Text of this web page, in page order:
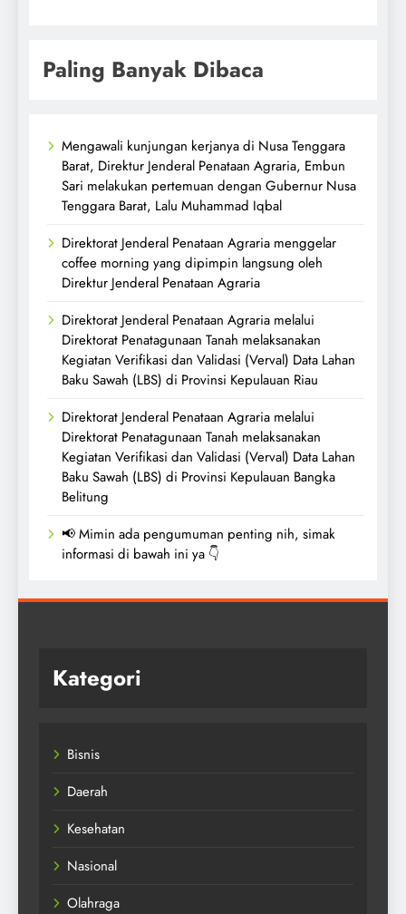
Paling Banyak Dibaca
Mengawali kunjungan kerjanya di Nusa Tenggara
Barat, Direktur Jenderal Penataan Agraria, Embun
Sari melakukan pertemuan dengan Gubernur Nusa
Tenggara Barat, Lalu Muhammad Iqbal
Direktorat Jenderal Penataan Agraria menggelar
coffee morning yang dipimpin langsung oleh
Direktur Jenderal Penataan Agraria
Direktorat Jenderal Penataan Agraria melalui
Direktorat Penatagunaan Tanah melaksanakan
Kegiatan Verifikasi dan Validasi (Verval) Data Lahan
Baku Sawah (LBS) di Provinsi Kepulauan Riau
Direktorat Jenderal Penataan Agraria melalui
Direktorat Penatagunaan Tanah melaksanakan
Kegiatan Verifikasi dan Validasi (Verval) Data Lahan
Baku Sawah (LBS) di Provinsi Kepulauan Bangka
Belitung
📢 Mimin ada pengumuman penting nih, simak
informasi di bawah ini ya 👇
Kategori
Bisnis
Daerah
Kesehatan
Nasional
Olahraga